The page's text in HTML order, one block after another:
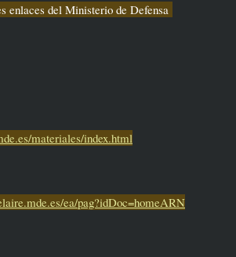
enlaces del Ministerio de Defensa
materiales/index.html
ea/pag?idDoc=homeARN